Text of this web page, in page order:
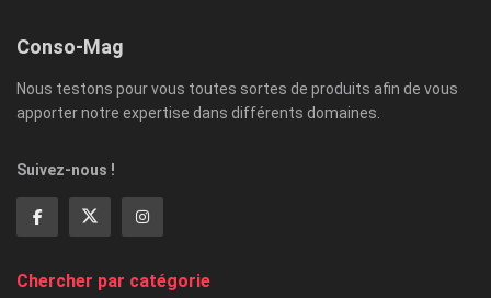
Conso-Mag
Nous testons pour vous toutes sortes de produits afin de vous
apporter notre expertise dans différents domaines.
Suivez-nous !
Chercher par catégorie